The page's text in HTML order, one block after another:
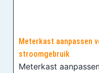
Meterkast aanpassen
stroomgebruik
Meterkast